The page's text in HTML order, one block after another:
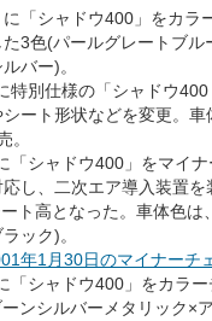
に「シャドウ400」をカラ
3色(パールグレートブ
バー)。
特別仕様の「シャドウ400
ート形状などを変更。
。
「シャドウ400」をマイナ
し、二次エア導入装置
ト高となった。車体色
ック)。
年1月30日のマイナーチ
「シャドウ400」をカラー
ンシルバーメタリック×